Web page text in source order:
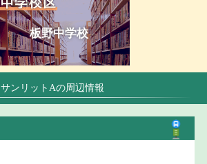
板野中学校
サンリットAの周辺情報